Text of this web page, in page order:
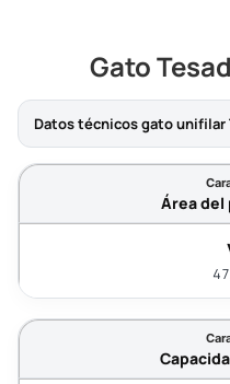
Gato
Datos técnicos gato unifilar
Área